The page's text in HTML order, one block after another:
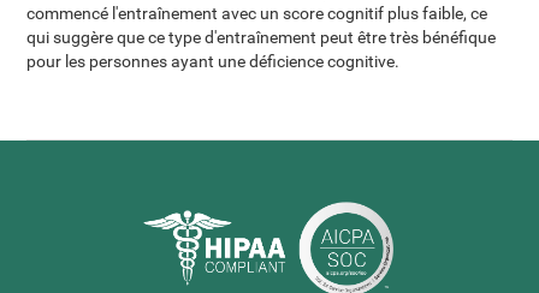
commencé l'entraînement avec un score cognitif plus faible, ce
qui suggère que ce type d'entraînement peut être très bénéfique
pour les personnes ayant une déficience cognitive.